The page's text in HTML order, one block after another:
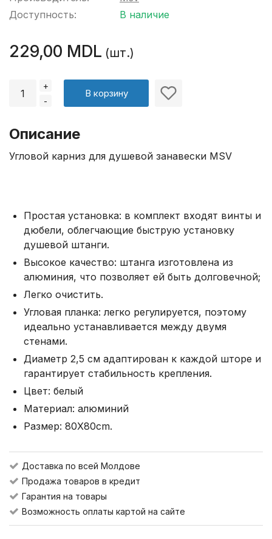
Доступность:
В наличие
229,00 MDL (шт.)
+
-
В корзину
Описание
Угловой карниз для душевой занавески MSV
Простая установка: в комплект входят винты и
дюбели, облегчающие быструю установку
душевой штанги.
Высокое качество: штанга изготовлена из
алюминия, что позволяет ей быть долговечной;
Легко очистить.
Угловая планка: легко регулируется, поэтому
идеально устанавливается между двумя
стенами.
Диаметр 2,5 см адаптирован к каждой шторе и
гарантирует стабильность крепления.
Цвет: белый
Материал: алюминий
Размер: 80X80cm.
Доставка по всей Молдове
Продажа товаров в кредит
Гарантия на товары
Возможность оплаты картой на сайте